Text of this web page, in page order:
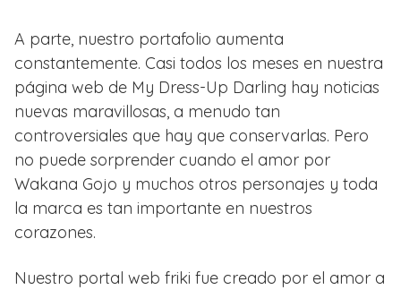
A parte, nuestro portafolio aumenta
constantemente. Casi todos los meses en nuestra
página web de My Dress-Up Darling hay noticias
nuevas maravillosas, a menudo tan
controversiales que hay que conservarlas. Pero
no puede sorprender cuando el amor por
Wakana Gojo y muchos otros personajes y toda
la marca es tan importante en nuestros
corazones.
Nuestro portal web friki fue creado por el amor a